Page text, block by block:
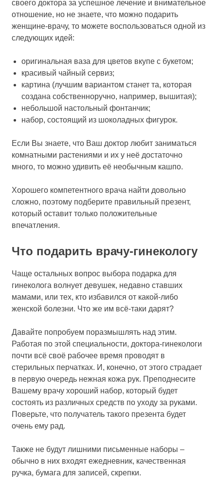
своего доктора за успешное лечение и внимательное
отношение, но не знаете, что можно подарить
женщине-врачу, то можете воспользоваться одной из
следующих идей:
оригинальная ваза для цветов вкупе с букетом;
красивый чайный сервиз;
картина (лучшим вариантом станет та, которая
создана собственноручно, например, вышитая);
небольшой настольный фонтанчик;
набор, состоящий из шоколадных фигурок.
Если Вы знаете, что Ваш доктор любит заниматься
комнатными растениями и их у неё достаточно
много, то можно удивить её необычным кашпо.
Хорошего компетентного врача найти довольно
сложно, поэтому подберите правильный презент,
который оставит только положительные
впечатления.
Что подарить врачу-гинекологу
Чаще остальных вопрос выбора подарка для
гинеколога волнует девушек, недавно ставших
мамами, или тех, кто избавился от какой-либо
женской болезни. Что же им всё-таки дарят?
Давайте попробуем поразмышлять над этим.
Работая по этой специальности, доктора-гинекологи
почти всё своё рабочее время проводят в
стерильных перчатках. И, конечно, от этого страдает
в первую очередь нежная кожа рук. Преподнесите
Вашему врачу хороший набор, который будет
состоять из различных средств по уходу за руками.
Поверьте, что получатель такого презента будет
очень ему рад.
Также не будут лишними письменные наборы –
обычно в них входят ежедневник, качественная
ручка, бумага для записей, скрепки.